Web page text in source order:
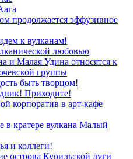
продолжается эффузивное
к вулканам!
любовью
и Малая Удина относятся к
группы
быть творцом!
Приходите!
корпоратив в арт-кафе
в кратере вулкана Малый
и коллеги!
острова Курильской дуги